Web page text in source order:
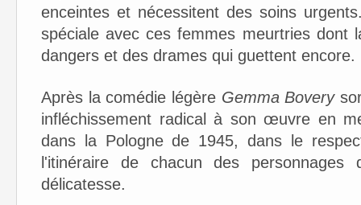
enceintes et nécessitent des soins
spéciale avec ces femmes meurtries dont
dangers et des drames qui guettent encore.
Après la comédie légère Gemma Bovery
infléchissement radical à son œuvre en
dans la Pologne de 1945, dans le
l'itinéraire de chacun des personnages
délicatesse.